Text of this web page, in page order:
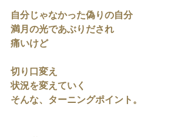
自分じゃなかった偽りの自分
満月の光であぶりだされ
痛いけど
切り口変え
状況を変えていく
そんな、ターニングポイント。